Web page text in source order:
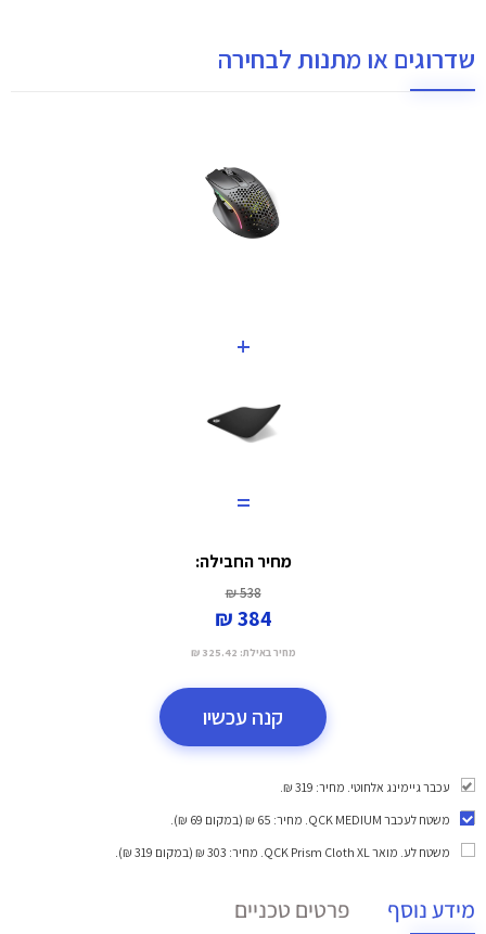
שדרוגים או מתנות לבחירה
+
=
מחיר החבילה:
538 ₪
384 ₪
מחיר באילת: 325.42 ₪
קנה עכשיו
עכבר גיימינג אלחוטי. מחיר: 319 ₪.
משטח לעכבר QCK MEDIUM
. מחיר: 65 ₪ (במקום 69 ₪).
משטח לע. מואר QCK Prism Cloth XL
. מחיר: 303 ₪ (במקום 319 ₪).
מידע נוסף פרטים טכניים